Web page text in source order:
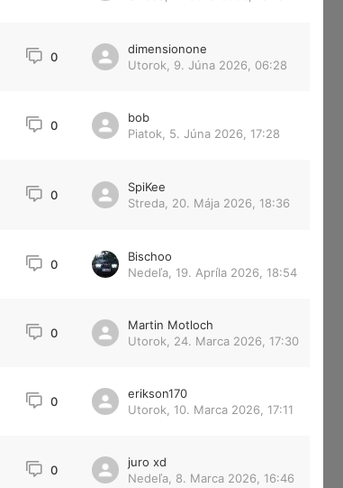
0
dimensionone
Utorok, 9. Júna 2026, 06:28
0
bob
Piatok, 5. Júna 2026, 17:28
0
SpiKee
Streda, 20. Mája 2026, 18:36
0
Bischoo
Nedeľa, 19. Apríla 2026, 18:54
0
Martin Motloch
Utorok, 24. Marca 2026, 17:30
0
erikson170
Utorok, 10. Marca 2026, 17:11
0
juro xd
Nedeľa, 8. Marca 2026, 16:46